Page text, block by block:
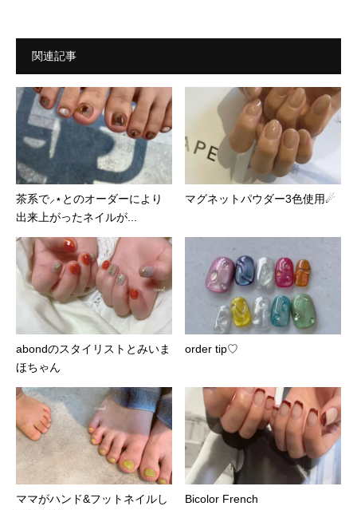
関連記事
茶系で⸝⋆とのオーダーにより
出来上がったネイルが...
マグネットパウダー3色使用☄︎
abondのスタイリストとみいま
ほちゃん
order tip♡
ママがハンド&フットネイルし
Bicolor French